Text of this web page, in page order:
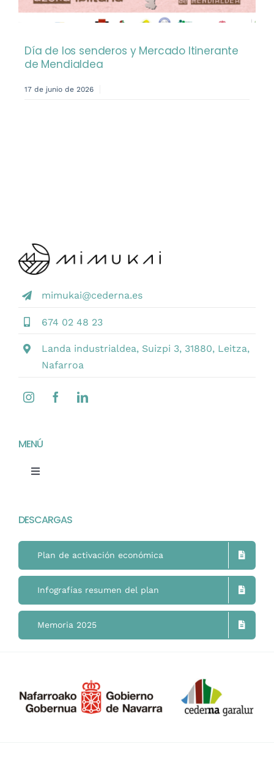
Día de los senderos y Mercado Itinerante
de Mendialdea
17 de junio de 2026
mimukai@cederna.es
674 02 48 23
Landa industrialdea, Suizpi 3, 31880, Leitza,
Nafarroa
MENÚ
Toggle
Mimukai
El Centro
La Comunidad
Actualidad
DESCARGAS
Plan de activación económica
Infografías resumen del plan
Memoria 2025